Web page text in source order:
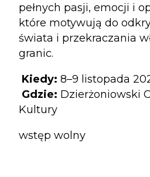
pełnych pasji, emocji i
które motywują do
świata i przekraczania
granic.
Kiedy: 8–9 listopada
Gdzie: Dzierżoniowski
Kultury
wstęp wolny